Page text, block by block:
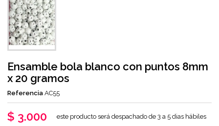
Ensamble bola blanco con puntos 8mm
x 20 gramos
Referencia AC55
$ 3.000 este producto será despachado de 3 a 5 dias hábiles